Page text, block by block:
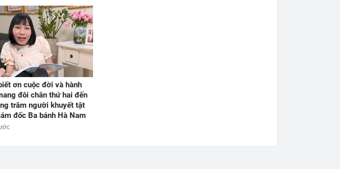
ơn cuộc đời và hành
đôi chân thứ hai đến
trăm người khuyết tật
đốc Ba bánh Hà Nam